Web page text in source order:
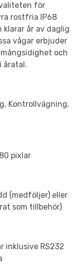
för
rostfria IP68
år av daglig
vågar erbjuder
och
åratal.
Kontrollvägning,
pixlar
(medföljer) eller
som tillbehör)
inklusive RS232